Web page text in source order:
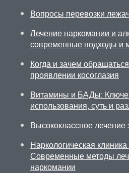
Вопросы перевозки
Лечение наркомании и
современные подходы и
Когда и зачем
проявлении косоглазия
Витамины и БАДы:
использования, суть и
Высококлассное лечение
Наркологическая
Современные методы
наркомании